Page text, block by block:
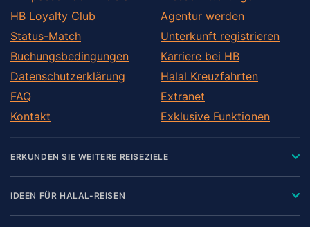
HB Loyalty Club
Status-Match
Buchungsbedingungen
Datenschutzerklärung
FAQ
Kontakt
Agentur werden
Unterkunft registrieren
Karriere bei HB
Halal Kreuzfahrten
Extranet
Exklusive Funktionen
ERKUNDEN SIE WEITERE REISEZIELE
IDEEN FÜR HALAL-REISEN